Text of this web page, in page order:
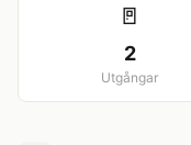
🚪
2
Utgångar